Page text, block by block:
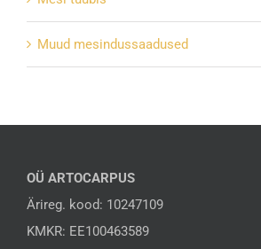
Muud mesindussaadused
OÜ ARTOCARPUS
Ärireg. kood: 10247109
KMKR: EE100463589